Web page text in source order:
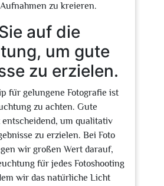
zu kreieren.
auf die
um gute
zu erzielen.
für gelungene Fotografie ist
zu achten. Gute
um qualitativ
zu erzielen. Bei Foto
wir großen Wert darauf,
für jedes Fotoshooting
wir das natürliche Licht